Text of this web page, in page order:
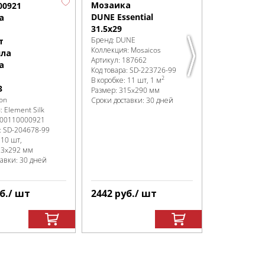
Element Silk
SD-204678-99
10 шт,
мм
30 дней
/ шт
Мозаика
DUNE Essential
31.5x29
Бренд: DUNE
Коллекция: Mosaicos
Артикул: 187662
Код товара: SD-223726-99
В коробке: 11 шт, 1 м2
Размер: 315x290 мм
Сроки доставки: 30 дней
2442 руб./ шт